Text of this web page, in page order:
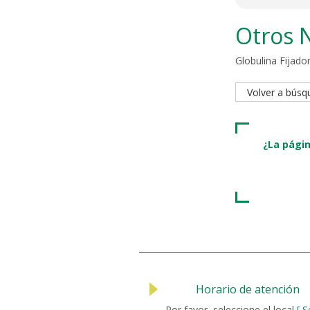
Otros
Globulina
Volver a
¿La
Horario de atención